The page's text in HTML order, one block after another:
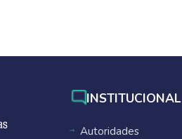
INSTITUCIONAL
Autoridades